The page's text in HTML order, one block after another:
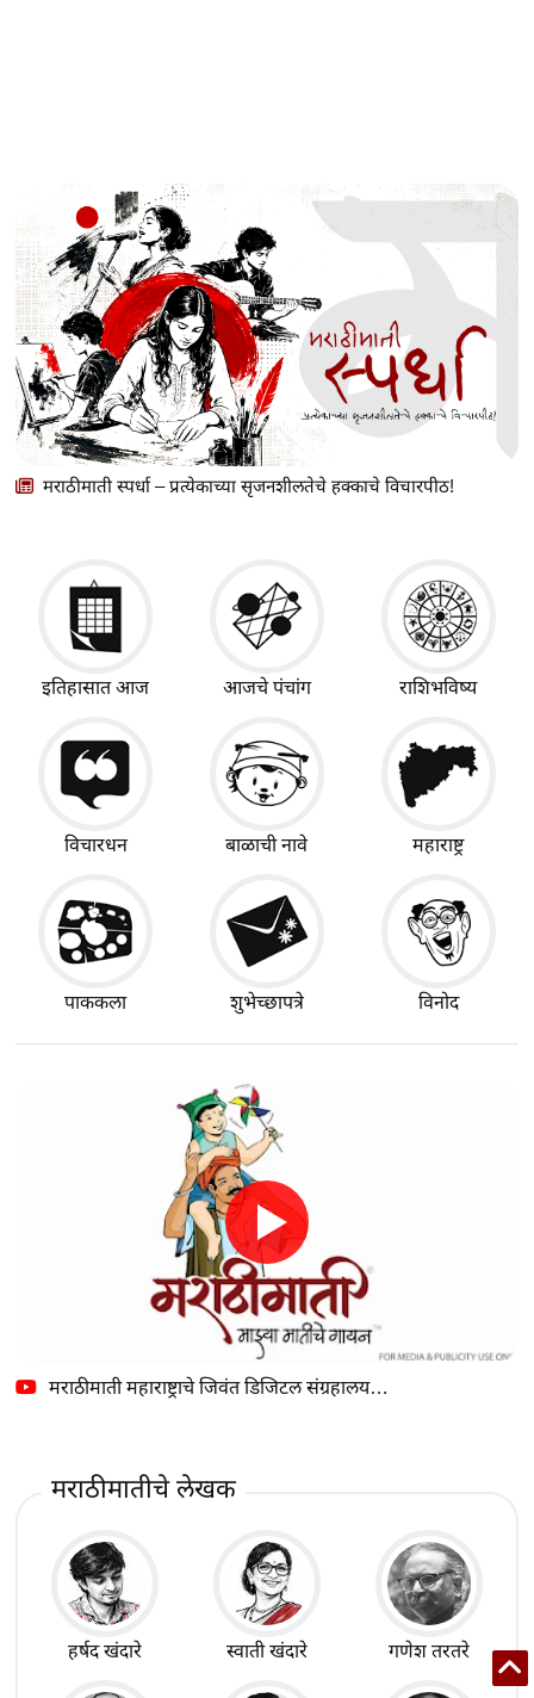
मराठीमाती स्पर्धा – प्रत्येकाच्या सृजनशीलतेचे हक्काचे विचारपीठ!
इतिहासात आज आजचे पंचांग राशिभविष्य
विचारधन बाळाची नावे महाराष्ट्र
पाककला शुभेच्छापत्रे विनोद
मराठीमाती महाराष्ट्राचे जिवंत डिजिटल संग्रहालय…
मराठीमातीचे लेखक
हर्षद खंदारे स्वाती खंदारे गणेश तरतरे